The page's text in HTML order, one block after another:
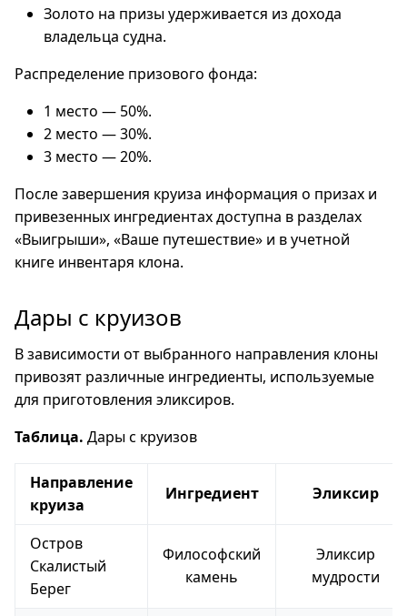
Золото на призы удерживается из дохода
владельца судна.
Распределение призового фонда:
1 место — 50%.
2 место — 30%.
3 место — 20%.
После завершения круиза информация о призах и
привезенных ингредиентах доступна в разделах
«Выигрыши», «Ваше путешествие» и в учетной
книге инвентаря клона.
Дары с круизов
В зависимости от выбранного направления клоны
привозят различные ингредиенты, используемые
для приготовления эликсиров.
Таблица. Дары с круизов
Направление
круиза
Ингредиент Эликсир
Остров
Скалистый
Берег
Философский
камень
Эликсир
мудрости